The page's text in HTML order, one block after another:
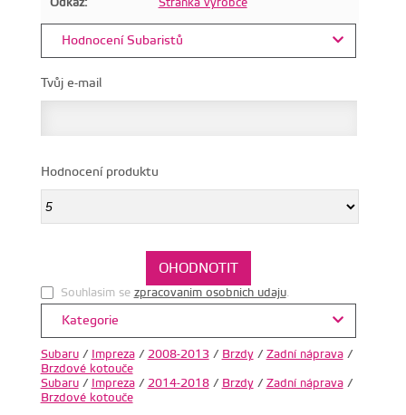
Hodnocení Subaristů
Tvůj e-mail
Hodnocení produktu
Souhlasim se zpracovanim osobnich udaju.
Kategorie
Subaru/ Impreza/ 2008-2013/ Brzdy/ Zadní náprava/
Brzdové kotouče
Subaru/ Impreza/ 2014-2018/ Brzdy/ Zadní náprava/
Brzdové kotouče